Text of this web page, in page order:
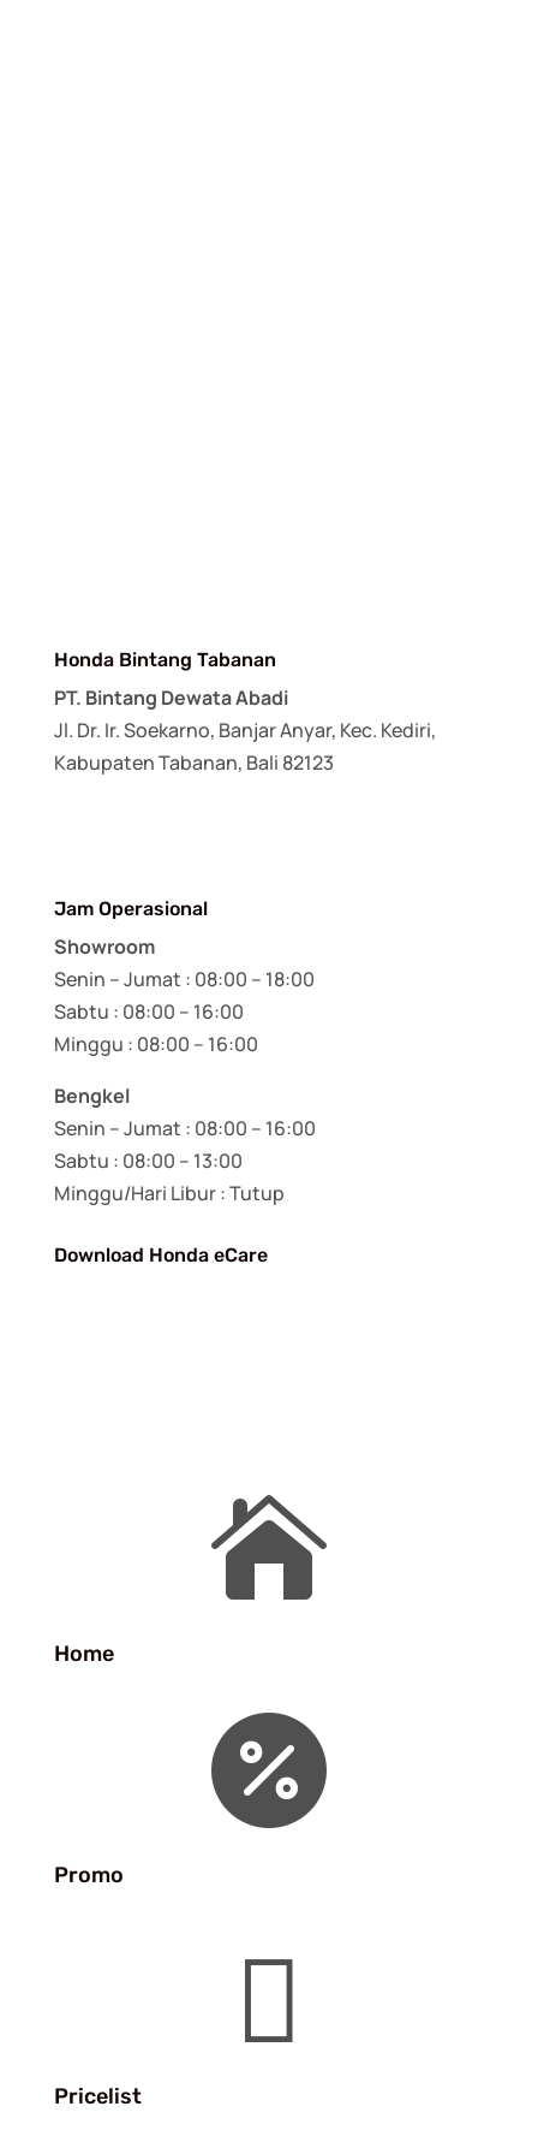
Honda Bintang Tabanan
PT. Bintang Dewata Abadi
Jl. Dr. Ir. Soekarno, Banjar Anyar, Kec. Kediri,
Kabupaten Tabanan, Bali 82123
Jam Operasional
Showroom
Senin – Jumat : 08:00 – 18:00
Sabtu : 08:00 – 16:00
Minggu : 08:00 – 16:00
Bengkel
Senin – Jumat : 08:00 – 16:00
Sabtu : 08:00 – 13:00
Minggu/Hari Libur : Tutup
Download Honda eCare

Home

Promo

Pricelist